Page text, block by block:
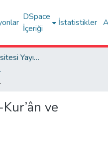
DSpace
İçeriği
İstatistikler
FSM Vakıf Üniversitesi Yayınları / Publications of FSM Vakif University
ve